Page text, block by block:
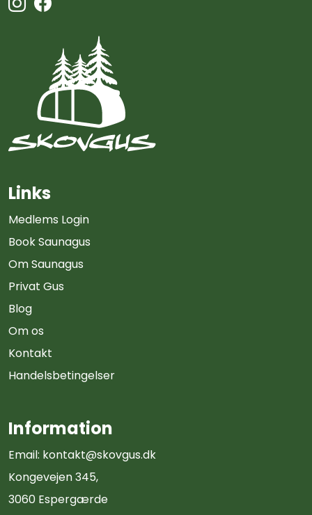
Links
Medlems Login
Book Saunagus
Om Saunagus
Privat Gus
Blog
Om os
Kontakt
Handelsbetingelser
Information
Email: kontakt@skovgus.dk
Kongevejen 345,
3060 Espergærde